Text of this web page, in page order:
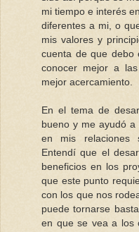
mi tiempo e interés
diferentes a mi, o
mis valores y
cuenta de que debo
conocer mejor a
mejor acercamiento.
En el tema de
bueno y me ayudó
en mis relaciones
Entendí que el
beneficios en los
que este punto
con los que nos
puede tornarse
en que se vea a los